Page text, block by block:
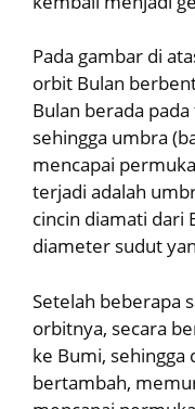
Pada gambar di
orbit Bulan
Bulan berada
sehingga umbra
mencapai
terjadi adalah
cincin diamati dari
diameter sudut
Setelah beberapa
orbitnya, secara
ke Bumi,
bertambah,